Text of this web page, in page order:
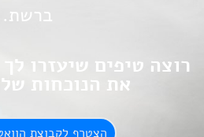
ברשת.
רוצה טיפים שיעזרו
את הנוכחות
הצטרף לקבוצת